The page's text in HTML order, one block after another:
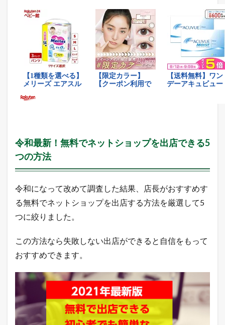
き
令和最新！無料でネットショップを出店できる5
つの方法
令和になって改めて調査した結果、店長がおすすめす
る無料でネットショップを出店する方法を厳選して5
つに絞りました。
この方法なら失敗しない出店ができると自信をもって
おすすめできます。